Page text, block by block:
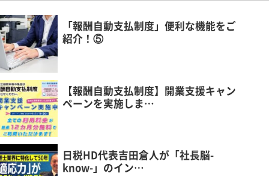
「報酬自動支払制度」便利な機能をご
紹介！⑤
【報酬自動支払制度】開業支援キャン
ペーンを実施しま…
日税HD代表吉田倉人が「社長脳-
know-」のイン…